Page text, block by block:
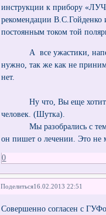
инструкции к прибору
рекомендации В.С.Гойденко
постоянным током той
А все ужастики,
нужно, так же как не
нет.
Ну что, Вы еще хотите
человек. (Шутка).
Мы разобрались с тем,
он пишет о лечении. Это не
0
Поделиться16.02.2013 22:51
Совершенно согласен с